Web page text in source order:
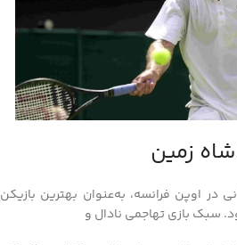
با رکورد 13 قهرمانی در اوپن فرانسه، به‌عنوان بهترین بازیکن
سبک بازی تهاجمی نادال و